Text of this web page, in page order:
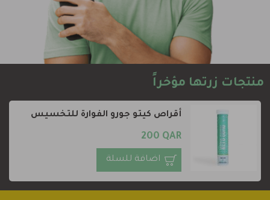
منتجات زرتها مؤخراً
أقراص كيتو جورو الفوارة للتخسيس
200 QAR
اضافة للسلة